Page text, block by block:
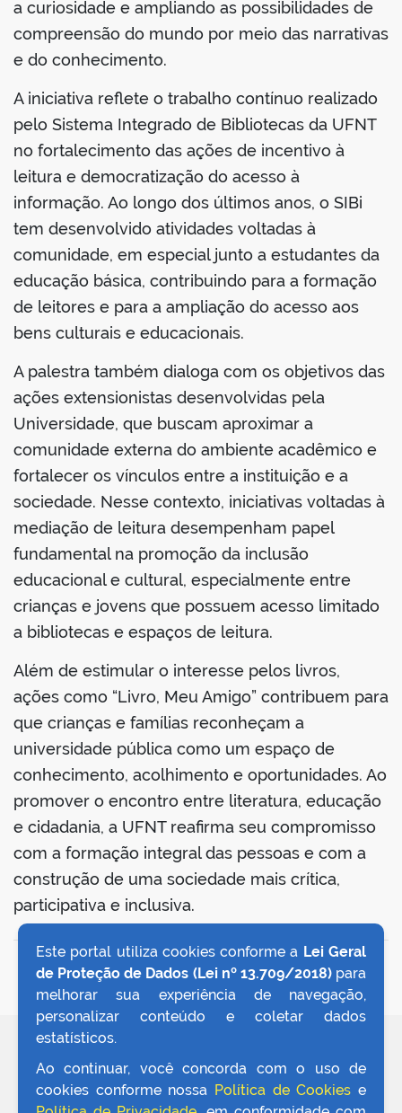
a curiosidade e ampliando as possibilidades de
compreensão do mundo por meio das narrativas
e do conhecimento.
A iniciativa reflete o trabalho contínuo realizado
pelo Sistema Integrado de Bibliotecas da UFNT
no fortalecimento das ações de incentivo à
leitura e democratização do acesso à
informação. Ao longo dos últimos anos, o SIBi
tem desenvolvido atividades voltadas à
comunidade, em especial junto a estudantes da
educação básica, contribuindo para a formação
de leitores e para a ampliação do acesso aos
bens culturais e educacionais.
A palestra também dialoga com os objetivos das
ações extensionistas desenvolvidas pela
Universidade, que buscam aproximar a
comunidade externa do ambiente acadêmico e
fortalecer os vínculos entre a instituição e a
sociedade. Nesse contexto, iniciativas voltadas à
mediação de leitura desempenham papel
fundamental na promoção da inclusão
educacional e cultural, especialmente entre
crianças e jovens que possuem acesso limitado
a bibliotecas e espaços de leitura.
Além de estimular o interesse pelos livros,
ações como “Livro, Meu Amigo” contribuem para
que crianças e famílias reconheçam a
universidade pública como um espaço de
conhecimento, acolhimento e oportunidades. Ao
promover o encontro entre literatura, educação
e cidadania, a UFNT reafirma seu compromisso
com a formação integral das pessoas e com a
construção de uma sociedade mais crítica,
participativa e inclusiva.
VOLTAR AO TOPO
Este portal utiliza cookies conforme a Lei Geral
de Proteção de Dados (Lei nº 13.709/2018)para
melhorar sua experiência de navegação,
personalizar conteúdo e coletar dados
estatísticos.
Ao continuar, você concorda com o uso de
cookies conforme nossa Política de Cookies e